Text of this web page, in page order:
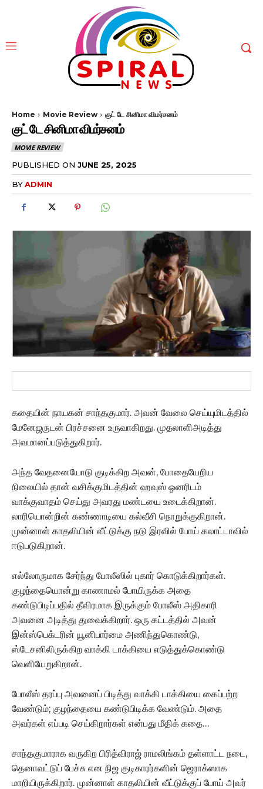
Home Movie Review குட் டே சினிமா விமர்சனம்
குட் டே சினிமா விமர்சனம்
MOVIE REVIEW
PUBLISHED ON JUNE 25, 2025
BYADMIN
கதையின் நாயகன் சாந்தகுமார். அவன் வேலை செய்யுமிடத்தில்
மேனேஜருடன் பிரச்சனை உருவாகிறது. முதலாளிஅடித்து
அவமானப்படுத்துகிறார்.
அந்த வேதனையோடு குடிக்கிற அவன், போதையேறிய
நிலையில் தான் வசிக்குமிடத்தின் ஹவுஸ் ஓனரிடம்
வாக்குவாதம் செய்து அவரது மண்டயை உடைக்கிறான்.
லாரியொன்றின் கண்ணாடியை கல்வீசி நொறுக்குகிறான்.
முன்னாள் காதலியின் வீட்டுக்கு நடு இரவில் போய் கலாட்டாவில்
ஈடுபடுகிறான்.
எல்லோருமாக சேர்ந்து போலீஸில் புகார் கொடுக்கிறார்கள்.
குழந்தையொன்று காணாமல் போயிருக்க அதை
கண்டுபிடிப்பதில் தீவிரமாக இருக்கும் போலீஸ் அதிகாரி
அவனை அடித்து துவைக்கிறார். ஒரு கட்டத்தில் அவன்
இன்ஸ்பெக்டரின் யூனிபார்மை அணிந்துகொண்டு,
ஸ்டேசனிலிருக்கிற வாக்கி டாக்கியை எடுத்துக்கொண்டு
வெளியேறுகிறான்.
போலீஸ் தரப்பு அவனைப் பிடித்து வாக்கி டாக்கியை கைப்பற்ற
வேண்டும்; குழந்தையை கண்டுபிடிக்க வேண்டும். அதை
அவர்கள் எப்படி செய்கிறார்கள் என்பது மீதிக் கதை…
சாந்தகுமாராக வருகிற பிரித்விராஜ் ராமலிங்கம் தள்ளாட்ட நடை,
தெனாவட்டுப் பேச்சு என நிஜ குடிகாரர்களின் ஜெராக்ஸாக
மாறியிருக்கிறார். முன்னாள் காதலியின் வீட்டுக்குப் போய் அவர்